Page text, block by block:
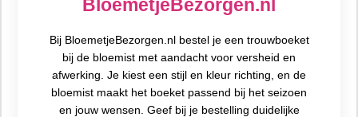
BloemetjeBezorgen.nl
Bij BloemetjeBezorgen.nl bestel je een trouwboeket
bij de bloemist met aandacht voor versheid en
afwerking. Je kiest een stijl en kleur richting, en de
bloemist maakt het boeket passend bij het seizoen
en jouw wensen. Geef bij je bestelling duidelijke